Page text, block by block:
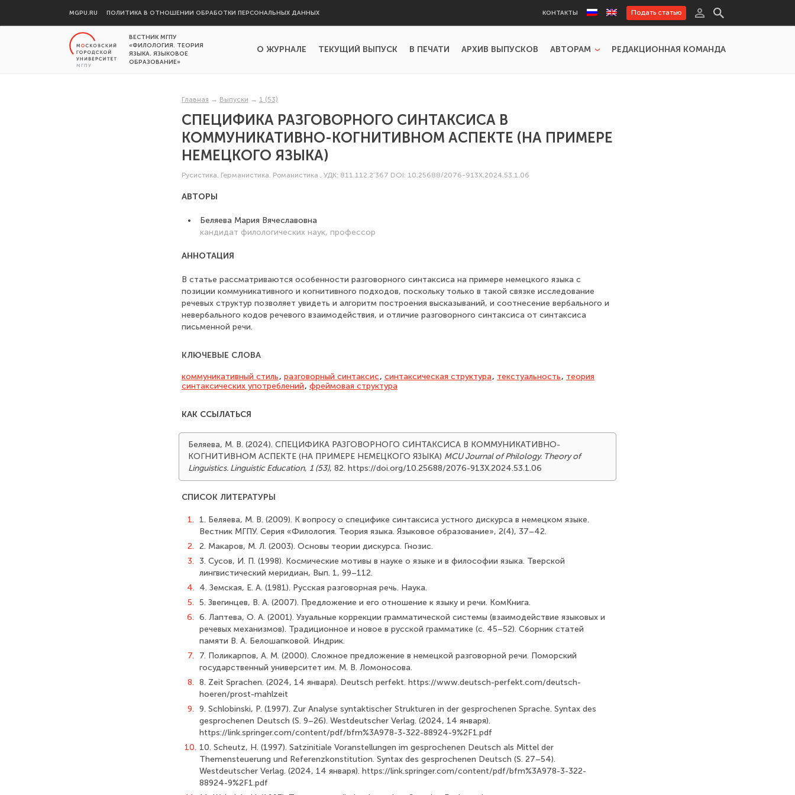
MGPU.RU ПОЛИТИКА В ОТНОШЕНИИ ОБРАБОТКИ ПЕРСОНАЛЬНЫХ ДАННЫХ КОНТАКТЫ Подать статью
ВЕСТНИК МГПУ
«ФИЛОЛОГИЯ. ТЕОРИЯ
ЯЗЫКА. ЯЗЫКОВОЕ
ОБРАЗОВАНИЕ»
О ЖУРНАЛЕ ТЕКУЩИЙ ВЫПУСК В ПЕЧАТИ АРХИВ ВЫПУСКОВ АВТОРАМ РЕДАКЦИОННАЯ КОМАНДА
Главная → Выпуски → 1 (53)
СПЕЦИФИКА РАЗГОВОРНОГО СИНТАКСИСА В
КОММУНИКАТИВНО-КОГНИТИВНОМ АСПЕКТЕ (НА ПРИМЕРЕ
НЕМЕЦКОГО ЯЗЫКА)
Русистика. Германистика. Романистика , УДК: 811.112.2’367 DOI: 10.25688/2076-913X.2024.53.1.06
АВТОРЫ
Беляева Мария Вячеславовна
кандидат филологических наук, профессор
АННОТАЦИЯ
В статье рассматриваются особенности разговорного синтаксиса на примере немецкого языка с
позиции коммуникативного и когнитивного подходов, поскольку только в такой связке исследование
речевых структур позволяет увидеть и алгоритм построения высказываний, и соотнесение вербального и
невербального кодов речевого взаимодействия, и отличие разговорного синтакcиса от синтаксиса
письменной речи.
КЛЮЧЕВЫЕ СЛОВА
коммуникативный стиль, разговорный синтаксис, синтаксическая структура, текстуальность, теория
синтаксических употреблений, фреймовая структура
КАК ССЫЛАТЬСЯ
Беляева, М. В. (2024). СПЕЦИФИКА РАЗГОВОРНОГО СИНТАКСИСА В КОММУНИКАТИВНО-
КОГНИТИВНОМ АСПЕКТЕ (НА ПРИМЕРЕ НЕМЕЦКОГО ЯЗЫКА) MCU Journal of Philology. Theory of
Linguistics. Linguistic Education, 1 (53), 82. https://doi.org/10.25688/2076-913X.2024.53.1.06
СПИСОК ЛИТЕРАТУРЫ
1.
1. Беляева, М. В. (2009). К вопросу о специфике синтаксиса устного дискурса в немецком языке.
Вестник МГПУ. Серия «Филология. Теория языка. Языковое образование», 2(4), 37–42.
2. 2. Макаров, М. Л. (2003). Основы теории дискурса. Гнозис.
3. 3. Сусов, И. П. (1998). Космические мотивы в науке о языке и в философии языка. Тверской
лингвистический меридиан, Вып. 1, 99–112.
4. 4. Земская, Е. А. (1981). Русская разговорная речь. Наука.
5. 5. Звегинцев, В. А. (2007). Предложение и его отношение к языку и речи. КомКнига.
6. 6. Лаптева, О. А. (2001). Узуальные коррекции грамматической системы (взаимодействие языковых и
речевых механизмов). Традиционное и новое в русской грамматике (с. 45–52). Сборник статей
памяти В. А. Белошапковой. Индрик.
7.
7. Поликарпов, А. М. (2000). Сложное предложение в немецкой разговорной речи. Поморский
государственный университет им. М. В. Ломоносова.
8. 8. Zeit Sprachen. (2024, 14 января). Deutsch perfekt. https://www.deutsch-perfekt.com/deutsch-
hoeren/prost-mahlzeit
9. 9. Schlobinski, P. (1997). Zur Analyse syntaktischer Strukturen in der gesprochenen Sprache. Syntax des
gesprochenen Deutsch (S. 9–26). Westdeutscher Verlag. (2024, 14 января).
https://link.springer.com/content/pdf/bfm%3A978-3-322-88924-9%2F1.pdf
10. 10. Scheutz, H. (1997). Satzinitiale Voranstellungen im gesprochenen Deutsch als Mittel der
Themensteuerung und Referenzkonstitution. Syntax des gesprochenen Deutsch (S. 27–54).
Westdeutscher Verlag. (2024, 14 января). https://link.springer.com/content/pdf/bfm%3A978-3-322-
88924-9%2F1.pdf